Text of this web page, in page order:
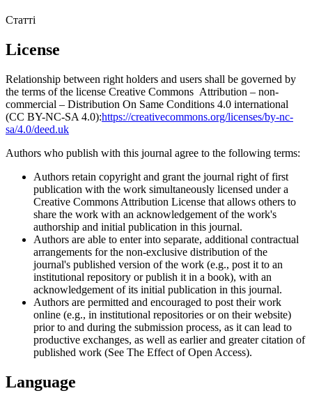
Статті
License
Relationship between right holders and users shall be governed by
the terms of the license Creative Commons Attribution – non-
commercial – Distribution On Same Conditions 4.0 international
(CC BY-NC-SA 4.0):https://creativecommons.org/licenses/by-nc-
sa/4.0/deed.uk
Authors who publish with this journal agree to the following terms:
Authors retain copyright and grant the journal right of first
publication with the work simultaneously licensed under a
Creative Commons Attribution License that allows others to
share the work with an acknowledgement of the work's
authorship and initial publication in this journal.
Authors are able to enter into separate, additional contractual
arrangements for the non-exclusive distribution of the
journal's published version of the work (e.g., post it to an
institutional repository or publish it in a book), with an
acknowledgement of its initial publication in this journal.
Authors are permitted and encouraged to post their work
online (e.g., in institutional repositories or on their website)
prior to and during the submission process, as it can lead to
productive exchanges, as well as earlier and greater citation of
published work (See The Effect of Open Access).
Language